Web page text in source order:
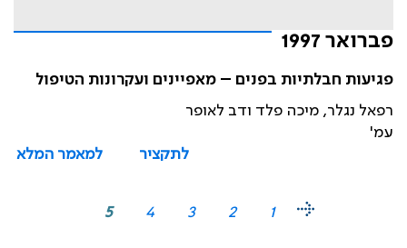
פברואר 1997
פגיעות חבלתיות בפנים – מאפיינים ועקרונות הטיפול
רפאל נגלר, מיכה פלד ודב לאופר
עמ'
לתקציר
למאמר המלא
1
2
3
4
5